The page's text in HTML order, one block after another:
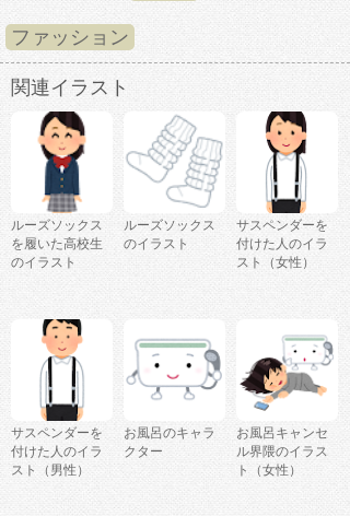
ファッション
関連イラスト
ルーズソックス
を履いた高校生
のイラスト
ルーズソックス
のイラスト
サスペンダーを
付けた人のイラ
スト（女性）
サスペンダーを
付けた人のイラ
スト（男性）
お風呂のキャラ
クター
お風呂キャンセ
ル界隈のイラス
ト（女性）